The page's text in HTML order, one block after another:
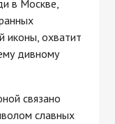
в Москве,
иконы, охватит
дивному
связано
славных